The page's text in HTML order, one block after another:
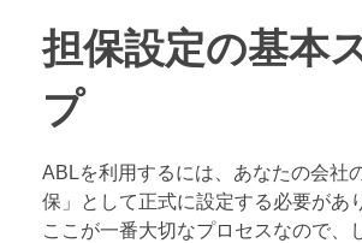
担保設定の基本
プ
ABLを利用するには、あなたの会社
保」として正式に設定する必要があ
ここが一番大切なプロセスなので、